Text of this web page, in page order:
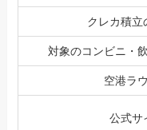
クレカ積立
対象のコンビニ・
空港ラ
公式サ